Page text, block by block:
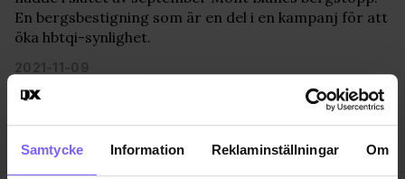
Samtycke Information Reklaminställningar Om
En bergsbestigning som är en del i en kampanj för att
öka hbtqi-synlighet.
2021-11-09